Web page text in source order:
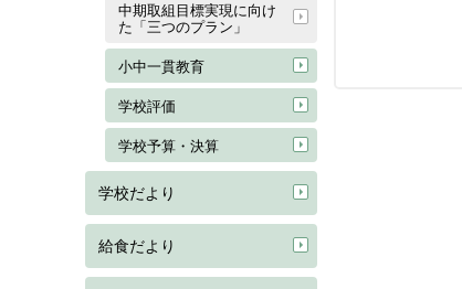
中期取組目標実現に向け
た「三つのプラン」
小中一貫教育
学校評価
学校予算・決算
学校だより
給食だより